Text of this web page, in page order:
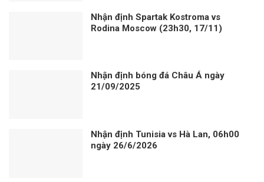
Nhận định Spartak Kostroma vs
Rodina Moscow (23h30, 17/11)
Nhận định bóng đá Châu Á ngày
21/09/2025
Nhận định Tunisia vs Hà Lan, 06h00
ngày 26/6/2026